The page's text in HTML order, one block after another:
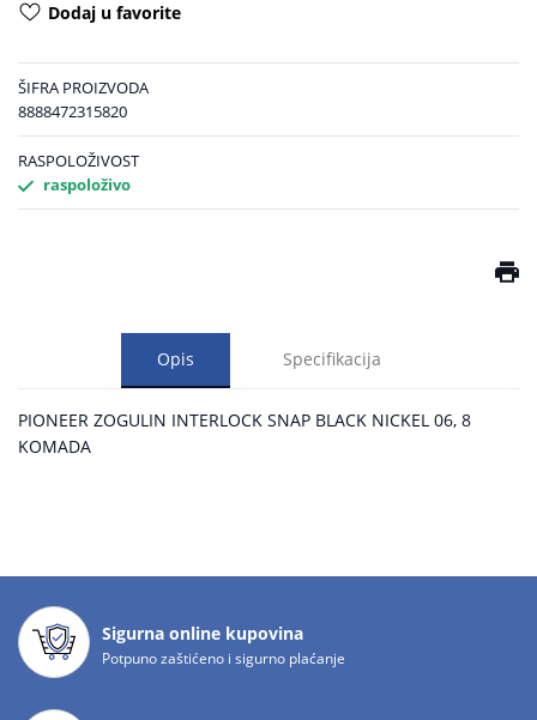
Dodaj u favorite
ŠIFRA PROIZVODA
8888472315820
RASPOLOŽIVOST
raspoloživo
Opis Specifikacija
PIONEER ZOGULIN INTERLOCK SNAP BLACK NICKEL 06, 8
KOMADA
Sigurna online kupovina
Potpuno zaštićeno i sigurno plaćanje